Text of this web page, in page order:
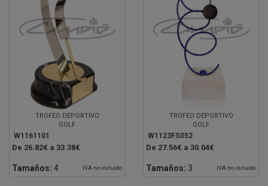
TROFEO DEPORTIVO
GOLF
W1161101
De 26.82€ a 33.38€
Tamaños: 4 IVA no incluido
TROFEO DEPORTIVO
GOLF
W1123FS052
De 27.56€ a 30.04€
Tamaños: 3 IVA no incluido